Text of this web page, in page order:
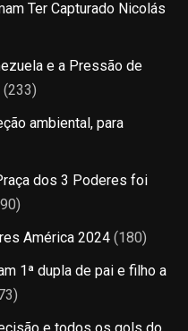
Ter Capturado Nicolás
e a Pressão de
(233)
ambiental, para
dos 3 Poderes foi
América 2024 (180)
1ª dupla de pai e filho a